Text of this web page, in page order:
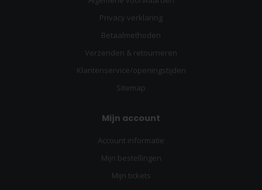
Privacy verklaring
Betaalmethoden
Verzenden & retourneren
Klantenservice/openingstijden
Sitemap
Mijn account
Account informatie
Mijn bestellingen
Mijn tickets